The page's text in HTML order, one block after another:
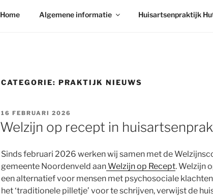
Home Algemene informatie Huisartsenpraktijk
CATEGORIE: PRAKTIJK NIEUWS
GEPLAATST
OP
16 FEBRUARI 2026
Welzijn op recept in
Sinds februari 2026 werken wij samen met de
gemeente Noordenveld aanWelzijn op Recept. Welzijn
een alternatief voor mensen met psychosociale
het ‘traditionele pilletje’ voor te schrijven, verwijst de